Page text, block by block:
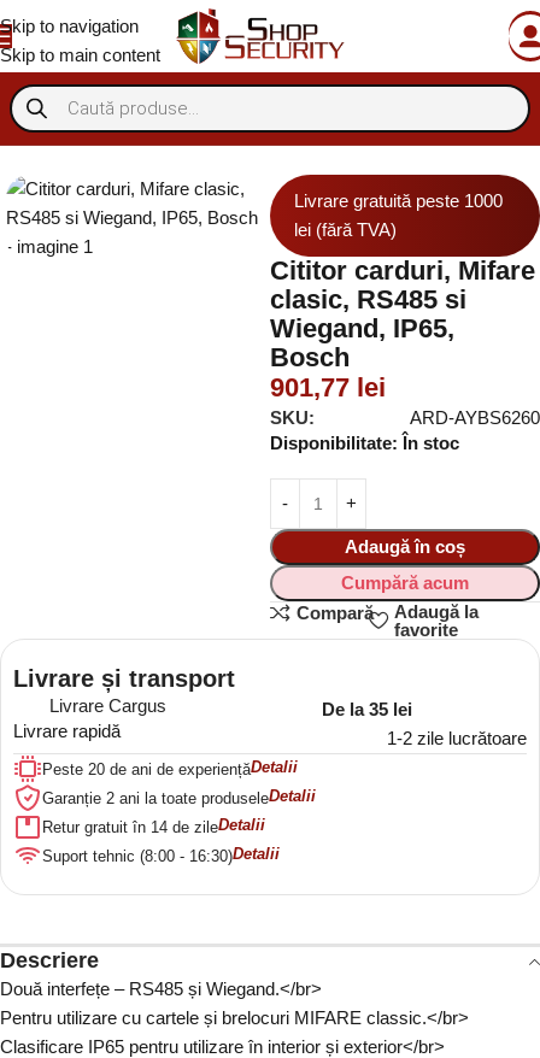
Skip to navigation
Skip to main content
si pontaj Accesorii control acces Cartele si taguri proximitate
Livrare gratuită peste 1000
lei (fără TVA)
Cititor carduri, Mifare
clasic, RS485 si
Wiegand, IP65,
Bosch
901,77 lei
SKU:
ARD-AYBS6260
Disponibilitate: În stoc
Adaugă în coș
Cumpără acum
Compară
Adaugă la
favorite
Livrare și transport
Livrare Cargus
Livrare rapidă
De la 35 lei
1-2 zile lucrătoare
Peste 20 de ani de experiențăDetalii
Garanție 2 ani la toate produseleDetalii
Retur gratuit în 14 de zileDetalii
Suport tehnic (8:00 - 16:30)Detalii
Descriere
Două interfețe – RS485 și Wiegand.</br>
Pentru utilizare cu cartele și brelocuri MIFARE classic.</br>
Clasificare IP65 pentru utilizare în interior și exterior</br>